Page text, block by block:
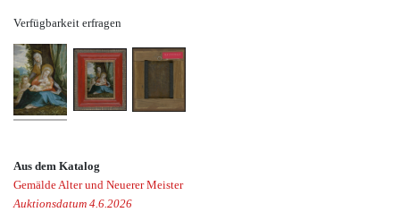
Verfügbarkeit erfragen
Aus dem Katalog
Gemälde Alter und Neuerer Meister
Auktionsdatum 4.6.2026